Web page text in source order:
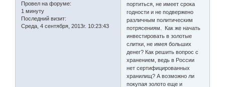
Провел на форуме:
1 минуту
Последний визит:
Среда, 4 сентября, 2013г. 10:23:43
портиться, не имеет срока
годности и не подвержено
различным политическим
потрясениям. Как же начать
инвестировать в золотые
слитки, не имея больших
денег? Как решить вопрос с
хранением, ведь в России
нет сертифицированных
хранилищ? А возможно ли
покупая золото еще и